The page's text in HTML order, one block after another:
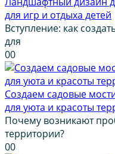
для игр и отдыха детей
Вступление: как
для
00
Создаем садовые
для уюта и красоты
Почему возникают
территории?
00